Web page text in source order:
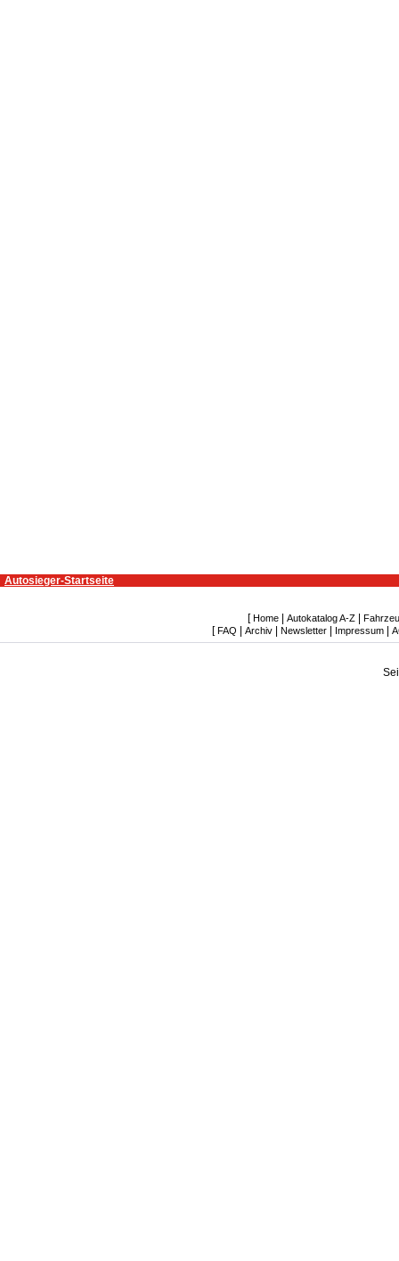
Autosieger-Startseite
[ Home Autokatalog A-Z
[ FAQ Archiv| Newsletter| Impressum|